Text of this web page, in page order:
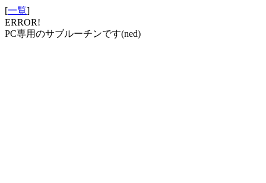
[一覧]
ERROR!
PC専用のサブルーチンです(ned)